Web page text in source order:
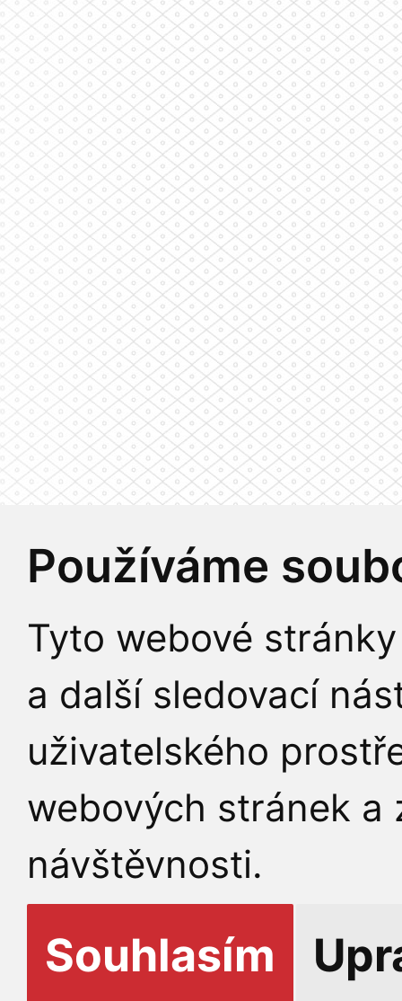
Používáme
Tyto webové
a další sledovací
uživatelského
webových stránek a
návštěvnosti.
Souhlasím